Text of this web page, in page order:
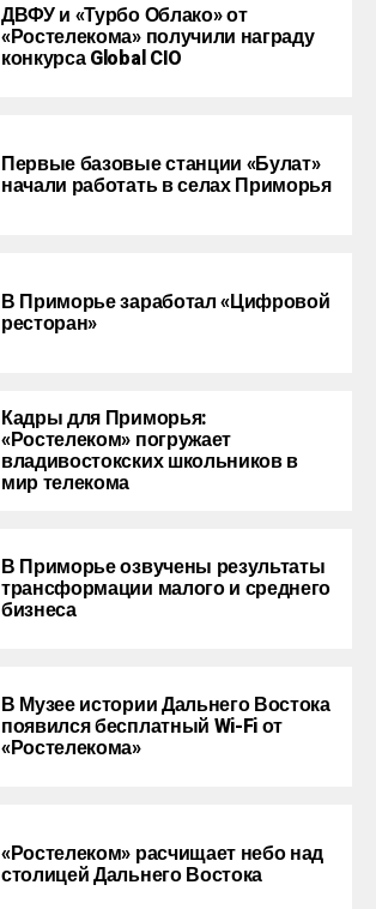
ДВФУ и «Турбо Облако» от
«Ростелекома» получили награду
конкурса Global CIO
Первые базовые станции «Булат»
начали работать в селах Приморья
В Приморье заработал «Цифровой
ресторан»
Кадры для Приморья:
«Ростелеком» погружает
владивостокских школьников в
мир телекома
В Приморье озвучены результаты
трансформации малого и среднего
бизнеса
В Музее истории Дальнего Востока
появился бесплатный Wi-Fi от
«Ростелекома»
«Ростелеком» расчищает небо над
столицей Дальнего Востока